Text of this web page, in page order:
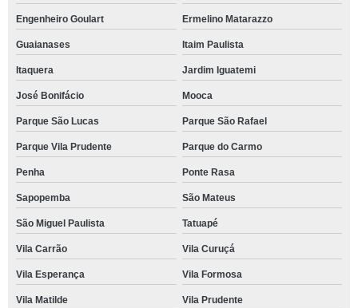
Engenheiro Goulart Ermelino Matarazzo
Guaianases Itaim Paulista
Itaquera Jardim Iguatemi
José Bonifácio Mooca
Parque São Lucas Parque São Rafael
Parque Vila Prudente Parque do Carmo
Penha Ponte Rasa
Sapopemba São Mateus
São Miguel Paulista Tatuapé
Vila Carrão Vila Curuçá
Vila Esperança Vila Formosa
Vila Matilde Vila Prudente